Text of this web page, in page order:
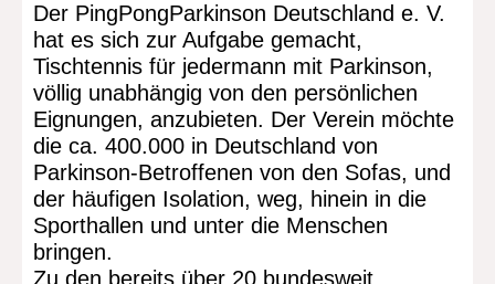
Der PingPongParkinson Deutschland e. V.
hat es sich zur Aufgabe gemacht,
Tischtennis für jedermann mit Parkinson,
völlig unabhängig von den persönlichen
Eignungen, anzubieten. Der Verein möchte
die ca. 400.000 in Deutschland von
Parkinson-Betroffenen von den Sofas, und
der häufigen Isolation, weg, hinein in die
Sporthallen und unter die Menschen
bringen.
Zu den bereits über 20 bundesweit